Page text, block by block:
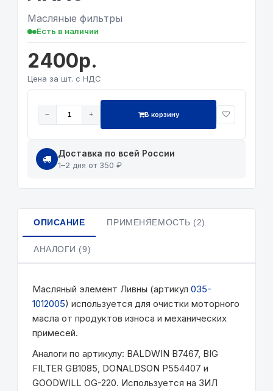
Масляные фильтры
Есть в наличии
2400р.
Цена за шт. с НДС
− + В корзину
Доставка по всей России
1–2 дня от 350 ₽
ОПИСАНИЕ ПРИМЕНЯЕМОСТЬ (2)
АНАЛОГИ (9)
Масляный элемент Ливны (артикул 035-
1012005) используется для очистки моторного
масла от продуктов износа и механических
примесей.
Аналоги по артикулу: BALDWIN B7467, BIG
FILTER GB1085, DONALDSON P554407 и
GOODWILL OG-220. Используется на ЗИЛ